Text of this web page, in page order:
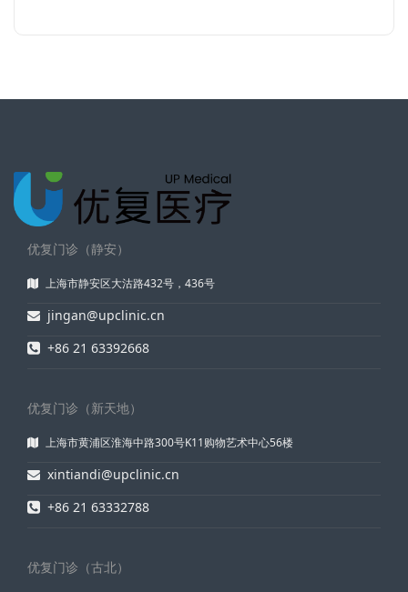
优复门诊（静安）
上海市静安区大沽路432号，436号
jingan@upclinic.cn
+86 21 63392668
优复门诊（新天地）
上海市黄浦区淮海中路300号K11购物艺术中心56楼
xintiandi@upclinic.cn
+86 21 63332788
优复门诊（古北）